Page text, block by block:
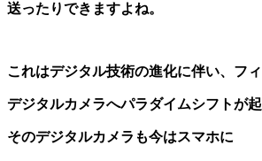
送ったりできますよね。
これはデジタル技術の進化に伴い、フ
デジタルカメラへパラダイムシフトが
そのデジタルカメラも今はスマホに